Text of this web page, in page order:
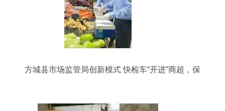
方城县市场监管局创新模式 快检车“开进”商超，保